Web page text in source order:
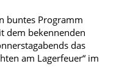
buntes Programm
dem bekennenden
das
am Lagerfeuer“ im